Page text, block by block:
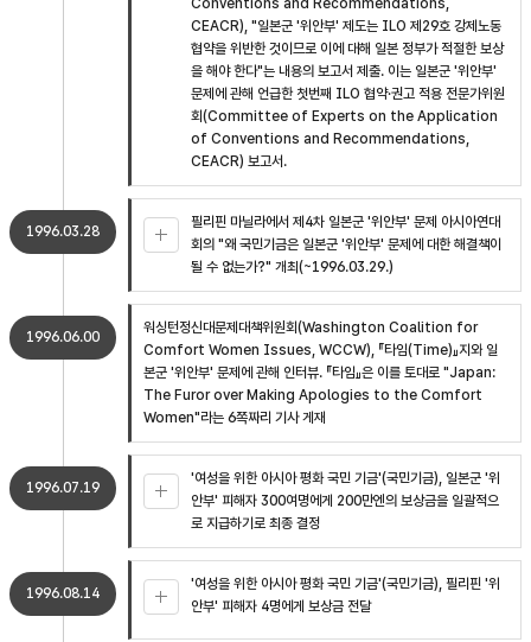
Conventions and Recommendations,
CEACR), "일본군 '위안부' 제도는 ILO 제29호 강제노동
협약을 위반한 것이므로 이에 대해 일본 정부가 적절한 보상
을 해야 한다"는 내용의 보고서 제출. 이는 일본군 '위안부'
문제에 관해 언급한 첫번째 ILO 협약·권고 적용 전문가위원
회(Committee of Experts on the Application
of Conventions and Recommendations,
CEACR) 보고서.
1996.03.28
필리핀 마닐라에서 제4차 일본군 '위안부' 문제 아시아연대
회의 "왜 국민기금은 일본군 '위안부' 문제에 대한 해결책이
될 수 없는가?" 개최(~1996.03.29.)
1996.06.00
워싱턴정신대문제대책위원회(Washington Coalition for
Comfort Women Issues, WCCW), 『타임(Time)』지와 일
본군 '위안부' 문제에 관해 인터뷰. 『타임』은 이를 토대로 "Japan:
The Furor over Making Apologies to the Comfort
Women"라는 6쪽짜리 기사 게재
1996.07.19
'여성을 위한 아시아 평화 국민 기금'(국민기금), 일본군 '위
안부' 피해자 300여명에게 200만엔의 보상금을 일괄적으
로 지급하기로 최종 결정
1996.08.14
'여성을 위한 아시아 평화 국민 기금'(국민기금), 필리핀 '위
안부' 피해자 4명에게 보상금 전달